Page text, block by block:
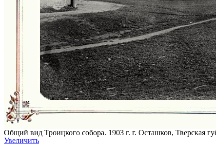
Общий вид Троицкого собора. 1903 г. г. Осташков, Тверская
Увеличить